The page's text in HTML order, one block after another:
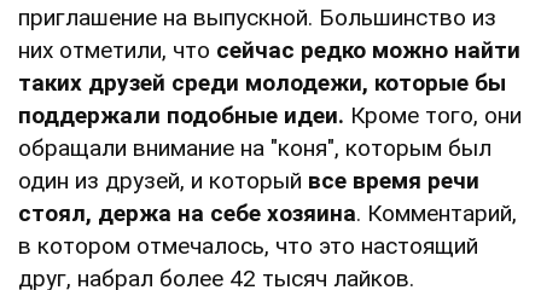
приглашение на выпускной. Большинство из
них отметили, что сейчас редко можно найти
таких друзей среди молодежи, которые бы
поддержали подобные идеи. Кроме того, они
обращали внимание на "коня", которым был
один из друзей, и который все время речи
стоял, держа на себе хозяина. Комментарий,
в котором отмечалось, что это настоящий
друг, набрал более 42 тысяч лайков.